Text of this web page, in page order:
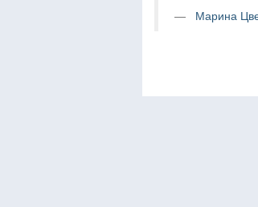
Марина